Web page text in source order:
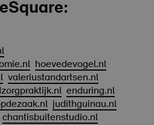
hoevedevogel.nl
valeriustandartsen.nl
enduring.nl
judithguinau.nl
chantisbuitenstudio.nl